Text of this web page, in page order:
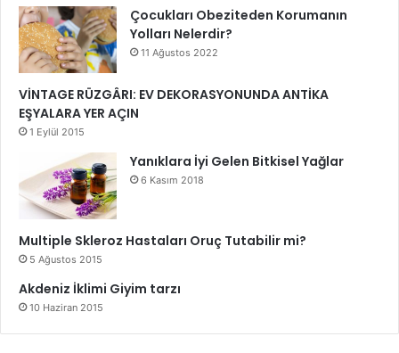
anlayıştan gelir.
Astroloji
Düşman Olabilecek Burçlar
Çocukları Obeziteden Korumanın
Yolları Nelerdir?
11 Ağustos 2022
VİNTAGE RÜZGÂRI: EV DEKORASYONUNDA ANTİKA
EŞYALARA YER AÇIN
1 Eylül 2015
Yanıklara İyi Gelen Bitkisel Yağlar
6 Kasım 2018
Multiple Skleroz Hastaları Oruç Tutabilir mi?
5 Ağustos 2015
Akdeniz İklimi Giyim tarzı
10 Haziran 2015